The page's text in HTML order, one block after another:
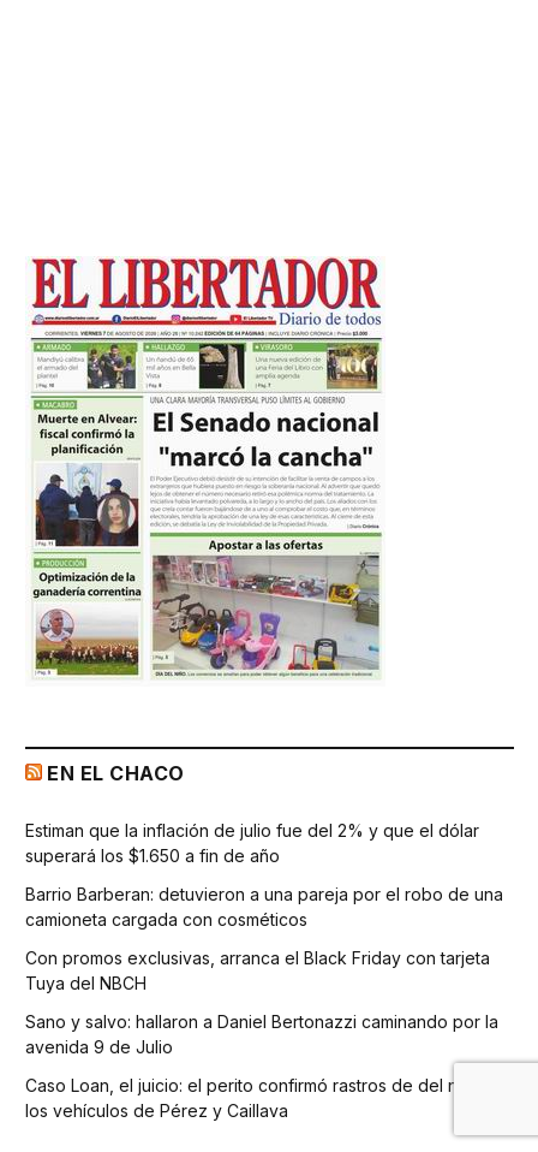
EN EL CHACO
Estiman que la inflación de julio fue del 2% y que el dólar
superará los $1.650 a fin de año
Barrio Barberan: detuvieron a una pareja por el robo de una
camioneta cargada con cosméticos
Con promos exclusivas, arranca el Black Friday con tarjeta
Tuya del NBCH
Sano y salvo: hallaron a Daniel Bertonazzi caminando por la
avenida 9 de Julio
Caso Loan, el juicio: el perito confirmó rastros de del niño en
los vehículos de Pérez y Caillava